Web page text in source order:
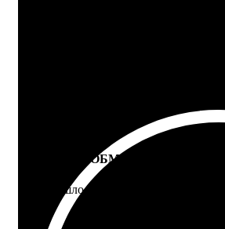
ВОЗВРАТ И ОБМЕН
Не подошло - вернем деньги